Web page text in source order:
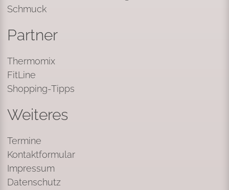
Schmuck
Partner
Thermomix
FitLine
Shopping-Tipps
Weiteres
Termine
Kontaktformular
Impressum
Datenschutz